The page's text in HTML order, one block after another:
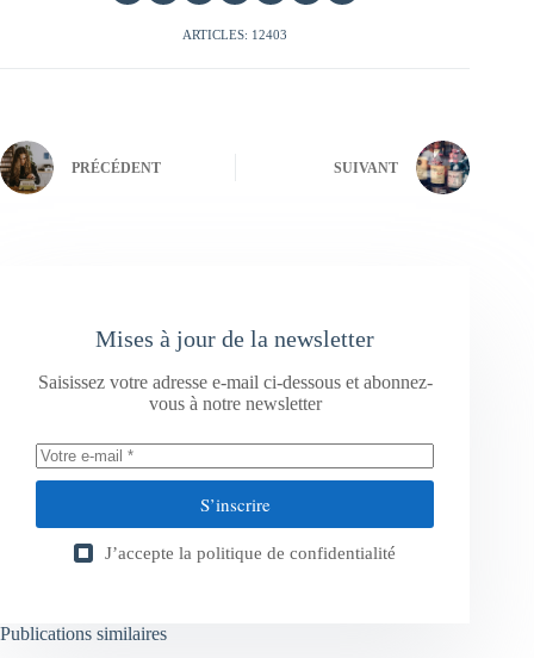
ARTICLES: 12403
PRÉCÉDENT SUIVANT
Mises à jour de la newsletter
Saisissez votre adresse e-mail ci-dessous et abonnez-
vous à notre newsletter
S’inscrire
J’accepte la politique de confidentialité
Publications similaires